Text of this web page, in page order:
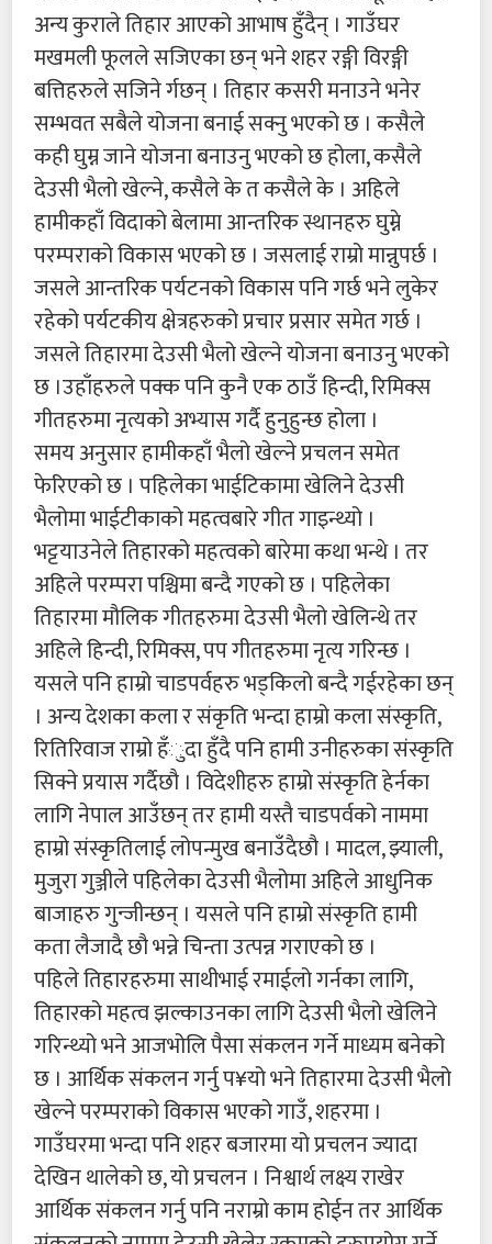
अन्य कुराले तिहार आएको आभाष हुँदैन् । गाउँघर
मखमली फूलले सजिएका छन् भने शहर रङ्गी विरङ्गी
बत्तिहरुले सजिने र्गछन् । तिहार कसरी मनाउने भनेर
सम्भवत सबैले योजना बनाई सक्नु भएको छ । कसैले
कही घुम्न जाने योजना बनाउनु भएको छ होला, कसैले
देउसी भैलो खेल्ने, कसैले के त कसैले के । अहिले
हामीकहाँ विदाको बेलामा आन्तरिक स्थानहरु घुम्ने
परम्पराको विकास भएको छ । जसलाई राम्रो मान्नुपर्छ ।
जसले आन्तरिक पर्यटनको विकास पनि गर्छ भने लुकेर
रहेको पर्यटकीय क्षेत्रहरुको प्रचार प्रसार समेत गर्छ ।
जसले तिहारमा देउसी भैलो खेल्ने योजना बनाउनु भएको
छ ।उहाँहरुले पक्क पनि कुनै एक ठाउँ हिन्दी, रिमिक्स
गीतहरुमा नृत्यको अभ्यास गर्दै हुनुहुन्छ होला ।
समय अनुसार हामीकहाँ भैलो खेल्ने प्रचलन समेत
फेरिएको छ । पहिलेका भाईटिकामा खेलिने देउसी
भैलोमा भाईटीकाको महत्वबारे गीत गाइन्थ्यो ।
भट्टयाउनेले तिहारको महत्वको बारेमा कथा भन्थे । तर
अहिले परम्परा पश्चिमा बन्दै गएको छ । पहिलेका
तिहारमा मौलिक गीतहरुमा देउसी भैलो खेलिन्थे तर
अहिले हिन्दी, रिमिक्स, पप गीतहरुमा नृत्य गरिन्छ ।
यसले पनि हाम्रो चाडपर्वहरु भड्किलो बन्दै गईरहेका छन्
। अन्य देशका कला र संकृति भन्दा हाम्रो कला संस्कृति,
रितिरिवाज राम्रो हँुदा हुँदै पनि हामी उनीहरुका संस्कृति
सिक्ने प्रयास गर्दैछौ । विदेशीहरु हाम्रो संस्कृति हेर्नका
लागि नेपाल आउँछन् तर हामी यस्तै चाडपर्वको नाममा
हाम्रो संस्कृतिलाई लोपन्मुख बनाउँदैछौ । मादल, झ्याली,
मुजुरा गुञ्जीले पहिलेका देउसी भैलोमा अहिले आधुनिक
बाजाहरु गुन्जीन्छन् । यसले पनि हाम्रो संस्कृति हामी
कता लैजादै छौ भन्ने चिन्ता उत्पन्न गराएको छ ।
पहिले तिहारहरुमा साथीभाई रमाईलो गर्नका लागि,
तिहारको महत्व झल्काउनका लागि देउसी भैलो खेलिने
गरिन्थ्यो भने आजभोलि पैसा संकलन गर्ने माध्यम बनेको
छ । आर्थिक संकलन गर्नु प¥यो भने तिहारमा देउसी भैलो
खेल्ने परम्पराको विकास भएको गाउँ, शहरमा ।
गाउँघरमा भन्दा पनि शहर बजारमा यो प्रचलन ज्यादा
देखिन थालेको छ, यो प्रचलन । निश्वार्थ लक्ष्य राखेर
आर्थिक संकलन गर्नु पनि नराम्रो काम होईन तर आर्थिक